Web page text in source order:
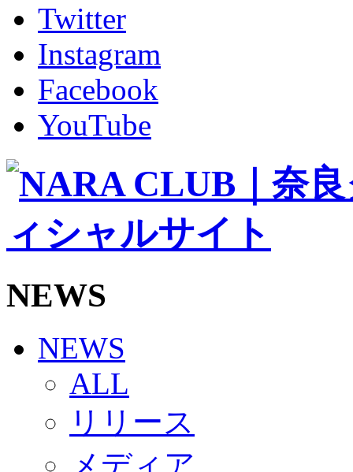
グッズ
ファンコミュニティ
ホームタウン
コラム
その他
TEAM
2026/27トップチーム
2026/27トップチームスタッフ
バモス
チアダンススクール
ボランティアチーム「volundeer」
ビクトリーロード
HOMEGAME
観戦ルール＆マナー
Jリーグ運営管理規定
写真・動画使用ガイドライン
SCHEDULE
2026/27
練習見学時のファンサービスについて
TICKET
奈良クラブ明治安田J3リーグ2026/27シーズン試
奈良クラブ明治安田Ｊ3リーグ 2026/27シーズン「
観戦ルール＆マナー
2026/27ファンコミュニティ
Twitter
Instagram
Facebook
YouTube
NEWS
NEWS
ALL
リリース
メディア